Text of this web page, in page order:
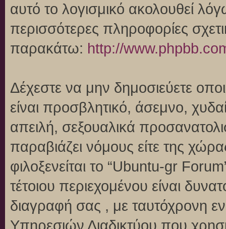
αυτό το λογισμικό ακολουθεί
περισσότερες πληροφορίες
παρακάτω: http://
Δέχεστε να μην δημοσιεύετε
είναι προσβλητικό, άσεμνο,
απειλή, σεξουαλικά
παραβιάζει νόμους είτε της
φιλοξενείται το “Ubuntu-gr
τέτοιου περιεχομένου είναι
διαγραφή σας , με ταυτόχρονη
Υπηρεσιών Διαδικτύου που